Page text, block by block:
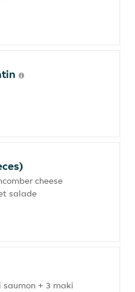
cheese
salade
saumon + 3 maki